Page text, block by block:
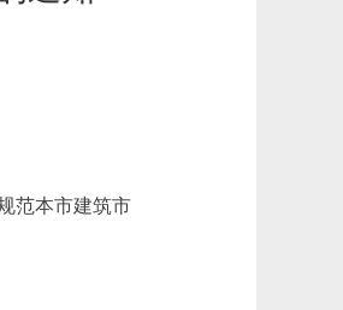
范本市建筑市